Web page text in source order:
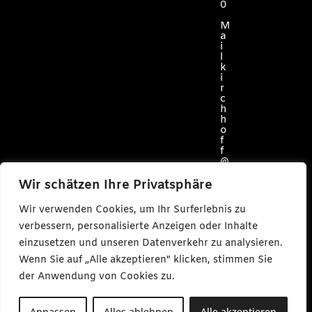
Wir schätzen Ihre Privatsphäre
Wir verwenden Cookies, um Ihr Surferlebnis zu
verbessern, personalisierte Anzeigen oder Inhalte
einzusetzen und unseren Datenverkehr zu analysieren.
Wenn Sie auf „Alle akzeptieren" klicken, stimmen Sie
der Anwendung von Cookies zu.
0
M
a
i
l
k
i
r
c
h
h
o
f
f
@
l
m
a
e
s
m
i
a